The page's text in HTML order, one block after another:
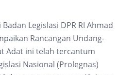
Legislasi DPR RI Ahmad
Rancangan Undang-
Adat ini telah tercantum
Nasional (Prolegnas)